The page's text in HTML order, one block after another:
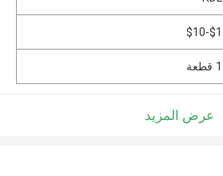
$1-$10
1 قطعة
عرض المزيد